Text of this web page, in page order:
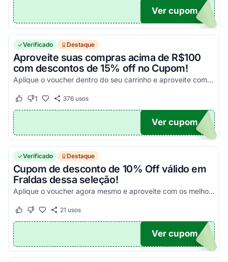
ROMO
Ver cupom
Verificado Destaque
Aproveite suas compras acima de R$100
com descontos de 15% off no Cupom!
Aplique o voucher dentro do seu carrinho e aproveite com os melhores descontos!
Este cupom funcionou
Este cupom não funcionou
1 376usos
DADO
Ver cupom
Verificado Destaque
Cupom de desconto de 10% Off válido em
Fraldas dessa seleção!
Aplique o voucher agora mesmo e aproveite com os melhores descontos!
Este cupom funcionou
Este cupom não funcionou
21 usos
ALDA
Ver cupom